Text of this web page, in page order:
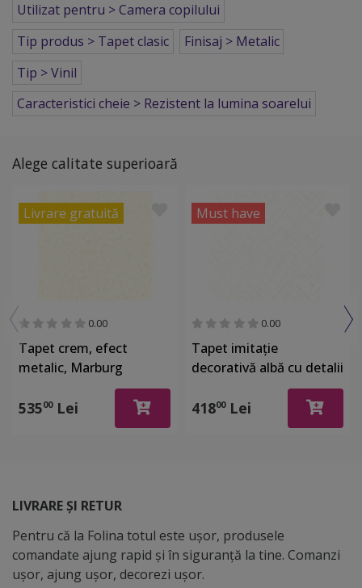
Utilizat pentru > Camera copilului
Tip produs > Tapet clasic
Finisaj > Metalic
Tip > Vinil
Caracteristici cheie > Rezistent la lumina soarelui
Alege calitate superioară
Livrare gratuită
0.00
Tapet crem, efect
metalic, Marburg
Gloockler 52502
53500Lei
Must have
0.00
Tapet imitaţie
decorativă albă cu detalii
argintii, Marburg 32034
41800Lei
LIVRARE ȘI RETUR
Pentru că la Folina totul este ușor, produsele
comandate ajung rapid și în siguranță la tine. Comanzi
ușor, ajung ușor, decorezi ușor.